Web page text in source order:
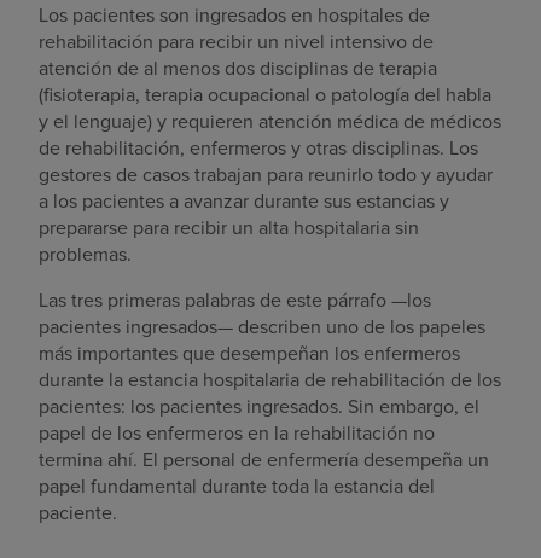
Los pacientes son ingresados en hospitales de
rehabilitación para recibir un nivel intensivo de
atención de al menos dos disciplinas de terapia
(fisioterapia, terapia ocupacional o patología del habla
y el lenguaje) y requieren atención médica de médicos
de rehabilitación, enfermeros y otras disciplinas. Los
gestores de casos trabajan para reunirlo todo y ayudar
a los pacientes a avanzar durante sus estancias y
prepararse para recibir un alta hospitalaria sin
problemas.
Las tres primeras palabras de este párrafo —los
pacientes ingresados— describen uno de los papeles
más importantes que desempeñan los enfermeros
durante la estancia hospitalaria de rehabilitación de los
pacientes: los pacientes ingresados. Sin embargo, el
papel de los enfermeros en la rehabilitación no
termina ahí. El personal de enfermería desempeña un
papel fundamental durante toda la estancia del
paciente.